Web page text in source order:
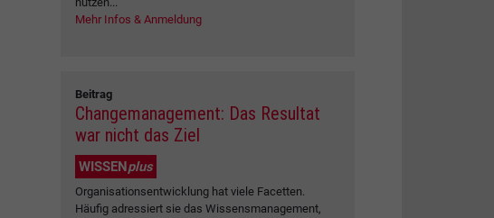
Mehr Infos & Anmeldung
Beitrag
Changemanagement: Das Resultat
war nicht das Ziel
WISSENplus
Organisationsentwicklung hat viele Facetten.
Häufig adressiert sie das Wissensmanagement,